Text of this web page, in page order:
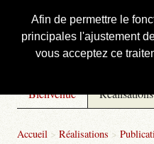
Afin de permettre le
principales l'ajustement
vous acceptez ce
Courbis, «
Bienvenue Réalisations
Accueil > Réalisations >